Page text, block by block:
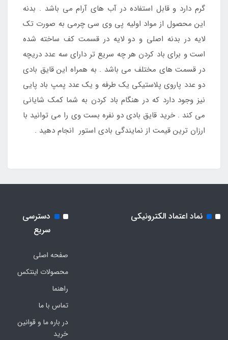
گرم دارد و قابل استفاده در آب های آرام می باشد . بدنه
این محصول از مواد اولیه پی وی سی چرمی به صورت تک
لایه در بدنه اصلی و دو لایه در قسمت کف ساخته شده
است و برای باد کردن هر چه سریع تر دارای سه عدد دریچه
در قسمت های مختلف می باشد . به همراه این قایق بادی
دو عدد پاروی پلاستیکی یک طرفه و یک عدد پمپ باد پایی
نیز وجود دارد که در هنگام باد کردن به شما کمک شایانی
می کند . خرید قایق بادی دو نفره بست وی را می توانید با
ارزان ترین قیمت از نمایندگی بادی استور انجام دهید .
نماد اعتماد الکترونیکی
دسترسی
سریع
صفحه اصلی
محصولات اینتکس
راهنما
تماس با ما
در باره ما و قوانین
خرید